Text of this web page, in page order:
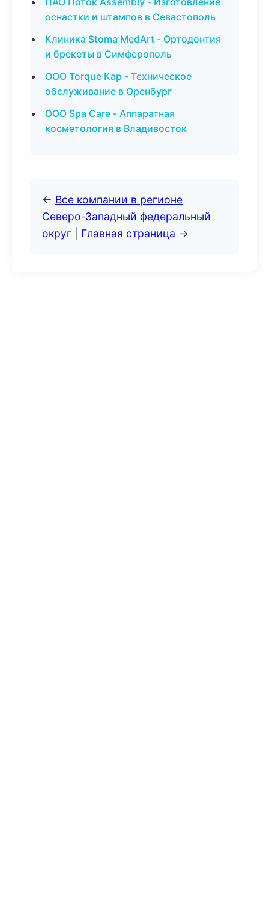
оснастки и штампов в Севастополь
Клиника Stoma MedArt - Ортодонтия
и брекеты в Симферополь
ООО Torque Кар - Техническое
обслуживание в Оренбург
ООО Spa Care - Аппаратная
косметология в Владивосток
← Все компании в регионе
Северо-Западный федеральный
округ
Главная страница →